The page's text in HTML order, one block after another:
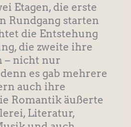
Etagen, die erste
Rundgang starten
die Entstehung
die zweite ihre
– nicht nur
es gab mehrere
auch ihre
Romantik äußerte
Literatur,